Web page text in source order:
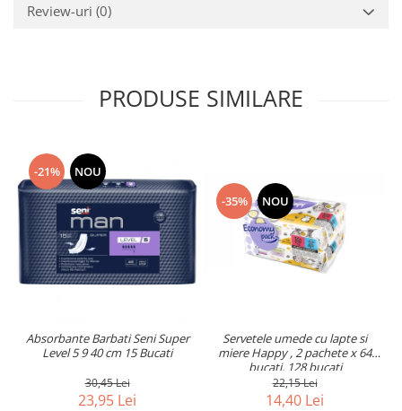
Review-uri (0)
PRODUSE SIMILARE
-21% NOU
Absorbante Barbati Seni Super
Level 5 9 40 cm 15 Bucati
30,45 Lei
23,95 Lei
-35% NOU
Servetele umede cu lapte si
miere Happy , 2 pachete x 64
bucati, 128 bucati
22,15 Lei
14,40 Lei